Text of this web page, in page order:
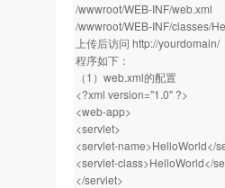
/wwwroot/WEB-INF/web.xml
/wwwroot/WEB-INF/classes/
上传后访问 http://yourdomain/
程序如下：
（1）web.xml的配置
<?xml version="1.0" ?>
<web-app>
<servlet>
<servlet-name>HelloWorld</
<servlet-class>HelloWorld</
</servlet>